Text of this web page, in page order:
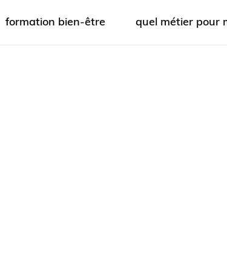
formation bien-être quel métier pour